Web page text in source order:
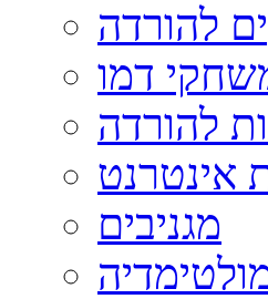
להורדה
דמו
להורדה
אינטרנט
מגניבים